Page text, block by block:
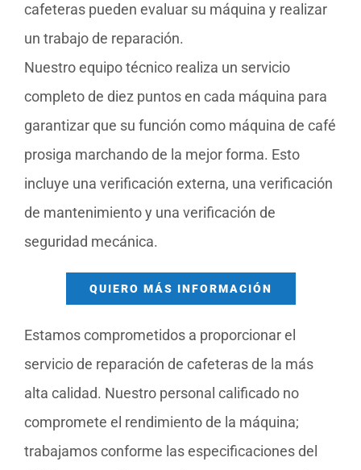
cafeteras pueden evaluar su máquina y realizar
un trabajo de reparación.
Nuestro equipo técnico realiza un servicio
completo de diez puntos en cada máquina para
garantizar que su función como máquina de café
prosiga marchando de la mejor forma. Esto
incluye una verificación externa, una verificación
de mantenimiento y una verificación de
seguridad mecánica.
QUIERO MÁS INFORMACIÓN
Estamos comprometidos a proporcionar el
servicio de reparación de cafeteras de la más
alta calidad. Nuestro personal calificado no
compromete el rendimiento de la máquina;
trabajamos conforme las especificaciones del